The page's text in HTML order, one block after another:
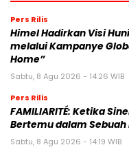
Pers Rilis
Himel Hadirkan Visi
melalui Kampanye
Home”
Sabtu, 8 Agu 2026 - 14:26 WIB
Pers Rilis
FAMILIARITÉ: Ketika
Bertemu dalam Sebuah
Sabtu, 8 Agu 2026 - 14:19 WIB